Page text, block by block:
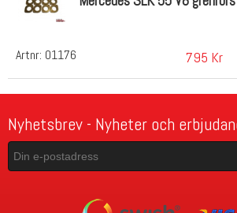
Artnr: 01176 795 Kr
Nyhetsbrev - Nyheter och